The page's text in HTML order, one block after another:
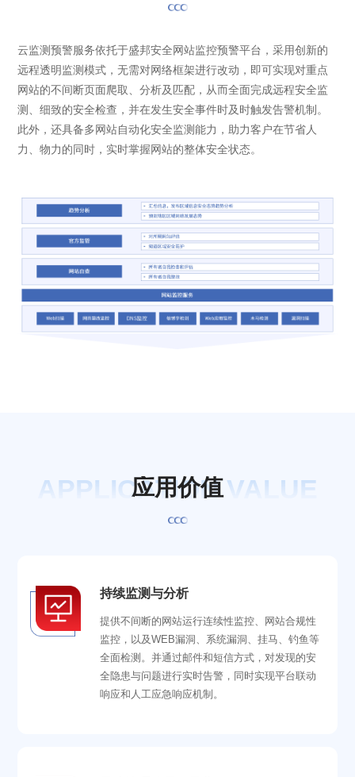
云监测预警服务依托于盛邦安全网站监控预警平台，采用创新的
远程透明监测模式，无需对网络框架进行改动，即可实现对重点
网站的不间断页面爬取、分析及匹配，从而全面完成远程安全监
测、细致的安全检查，并在发生安全事件时及时触发告警机制。
此外，还具备多网站自动化安全监测能力，助力客户在节省人
力、物力的同时，实时掌握网站的整体安全状态。
APPLICATION VALUE
应用价值
持续监测与分析
提供不间断的网站运行连续性监控、网站合规性
监控，以及WEB漏洞、系统漏洞、挂马、钓鱼等
全面检测。并通过邮件和短信方式，对发现的安
全隐患与问题进行实时告警，同时实现平台联动
响应和人工应急响应机制。